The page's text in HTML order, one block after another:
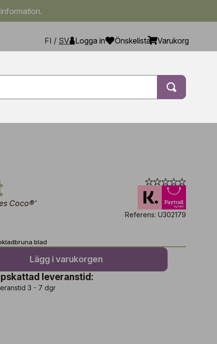
FI / SV Logga in Önskelista Varukorg
Coco®'
Referens: U302179
blad
Lägg i varukorgen
leveranstid:
3 - 7 dgr